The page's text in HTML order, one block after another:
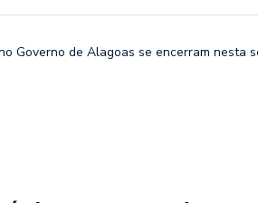
Governo de Alagoas se encerram nesta